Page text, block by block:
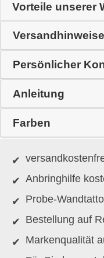
Vorteile unserer
Versandhinweise
Persönlicher
Anleitung
Farben
Anbringhilfe
Probe-
Bestellung auf
Markenqualität